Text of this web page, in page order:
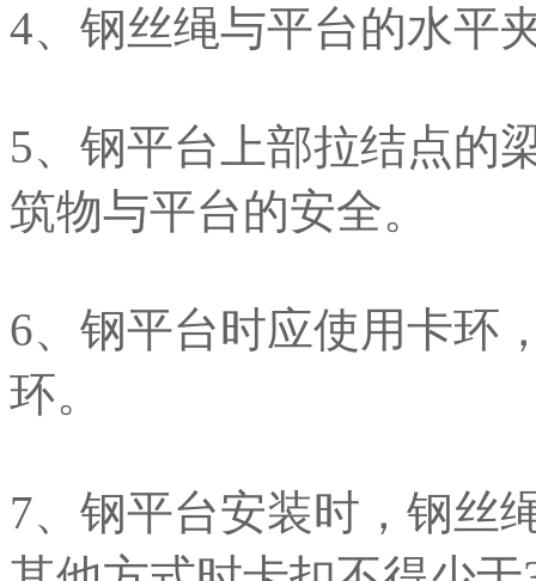
4、钢丝绳与平台的水平
5、钢平台上部拉结点的
筑物与平台的安全。
6、钢平台时应使用卡环
环。
7、钢平台安装时，钢丝